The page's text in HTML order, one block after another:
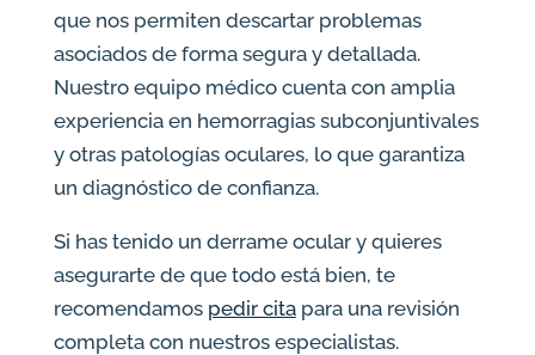
que nos permiten descartar problemas
asociados de forma segura y detallada.
Nuestro equipo médico cuenta con amplia
experiencia en hemorragias subconjuntivales
y otras patologías oculares, lo que garantiza
un diagnóstico de confianza.
Si has tenido un derrame ocular y quieres
asegurarte de que todo está bien, te
recomendamos pedir citapara una revisión
completa con nuestros especialistas.